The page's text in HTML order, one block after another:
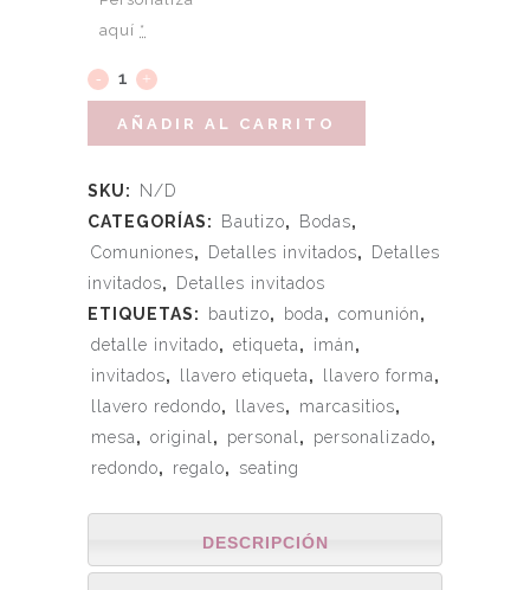
aquí *
AÑADIR AL CARRITO
SKU:
N/D
CATEGORÍAS:
Bautizo, Bodas,
Comuniones, Detalles invitados,
Detalles
invitados,
Detalles invitados
ETIQUETAS:
bautizo, boda, comunión,
detalle invitado, etiqueta, imán,
invitados, llavero etiqueta, llavero forma,
llavero redondo, llaves, marcasitios,
mesa, original , personal , personalizado,
redondo, regalo, seating
DESCRIPCIÓN